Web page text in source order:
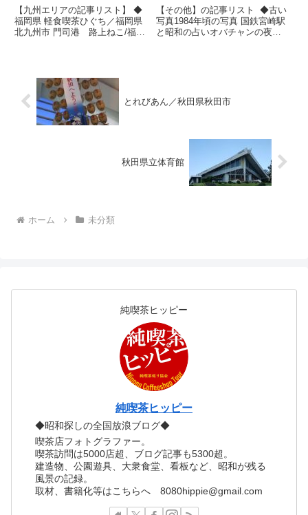
【九州エリアの記事リスト】 ◆
福岡県 軽食喫茶ひぐち／福岡県
北九州市 門司港 路上ねこ/福岡
／福岡県 住吉ビル/福岡県福岡市
喫茶 紫留来／福岡...
【その他】の記事リスト ◆古い
写真1984年頃の写真 国鉄宮崎駅
と昭和の占いオバチャンの夜
とれびあん／秋田県秋田市
秋田県立体育館
ホーム 未分類
純喫茶ヒッピー
純喫茶ヒッピー
◆昭和探しの全国放浪ブログ◆
喫茶店フォトグラファー。
喫茶訪問は5000店超、ブログ記事も5300超。
建造物、公園遊具、大衆食堂、看板など、昭和が残る
風景の記録。
取材、書籍化等はこちらへ 8080hippie@gmail.com